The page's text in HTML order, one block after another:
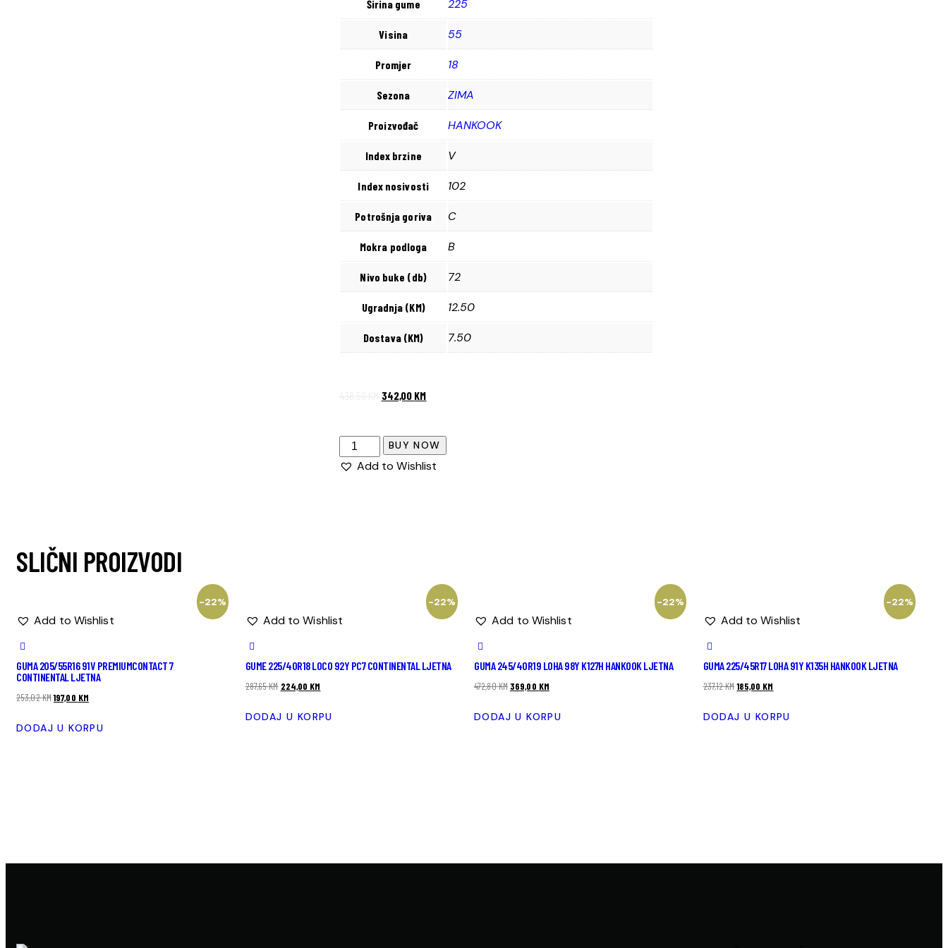
Širina gume 225
Visina 55
Promjer 18
Sezona ZIMA
Proizvođač HANKOOK
Index brzine V
Index nosivosti 102
Potrošnja goriva C
Mokra podloga B
Nivo buke (db) 72
Ugradnja (KM) 12.50
Dostava (KM) 7.50
342,00 KM
BUY NOW
Add to Wishlist
SLIČNI PROIZVODI
-22%
Add to Wishlist
GUMA 205/55R16 91V PREMIUMCONTACT 7
CONTINENTAL LJETNA
253,02KM197,00 KM
DODAJ U KORPU
-22%
Add to Wishlist
GUME 225/40R18 LOCO 92Y PC7 CONTINENTAL LJETNA
287,65KM 224,00 KM
DODAJ U KORPU
-22%
Add to Wishlist
GUMA 245/40R19 LOHA 98Y K127H HANKOOK LJETNA
472,80KM 369,00 KM
DODAJ U KORPU
-22%
Add to Wishlist
GUMA 225/45R17 LOHA 91Y K135H HANKOOK LJETNA
237,12KM185,00 KM
DODAJ U KORPU